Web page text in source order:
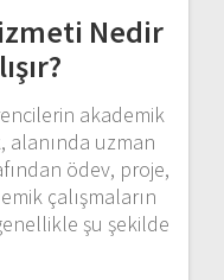
Nedir
akademik
alanında uzman
ödev, proje,
çalışmaların
şu şekilde